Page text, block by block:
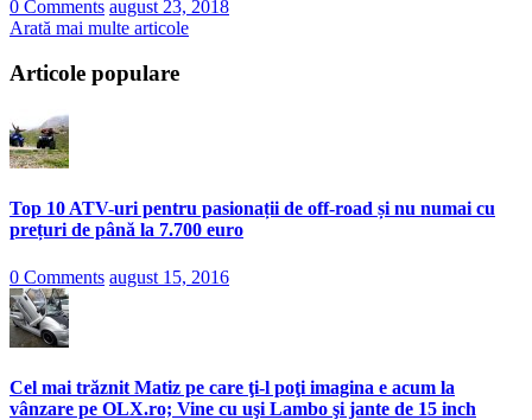
0 Comments august 23, 2018
Arată mai multe articole
Articole populare
Top 10 ATV-uri pentru pasionații de off-road și nu numai cu
prețuri de până la 7.700 euro
0 Comments august 15, 2016
Cel mai trăznit Matiz pe care ţi-l poţi imagina e acum la
vânzare pe OLX.ro; Vine cu uşi Lambo şi jante de 15 inch